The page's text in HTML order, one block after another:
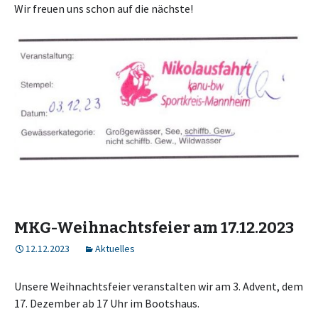
Wir freuen uns schon auf die nächste!
MKG-Weihnachtsfeier am 17.12.2023
12.12.2023 Aktuelles
Unsere Weihnachtsfeier veranstalten wir am 3. Advent, dem
17. Dezember ab 17 Uhr im Bootshaus.